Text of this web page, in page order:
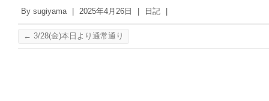
By sugiyama 2025年4月26日 日記
← 3/28(金)本日より通常通り